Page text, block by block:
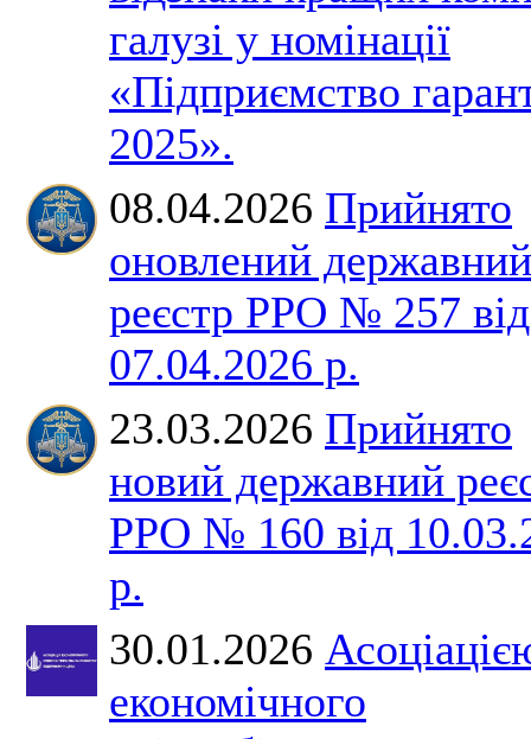
галузі у номінації
«Підприємство
2025».
08.04.2026 Прийнято
оновлений державний
реєстр РРО № 257 від
07.04.2026 р.
23.03.2026 Прийнято
новий державний
РРО № 160 від
р.
30.01.2026
економічного